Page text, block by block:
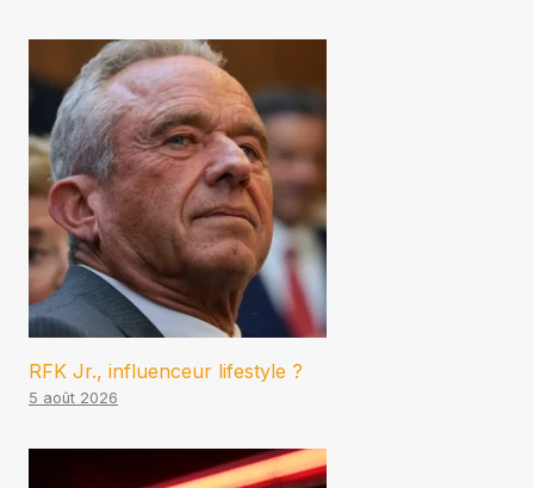
RFK Jr., influenceur lifestyle ?
5 août 2026